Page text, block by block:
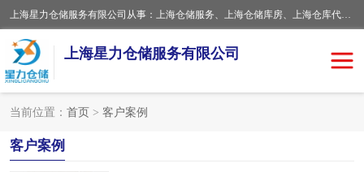
上海星力仓储服务有限公司从事：上海仓储服务、上海仓储库房、上海仓库代运营、上海仓库对外出租、上海仓库外包、上海三方仓储、上海电商仓储代发、上海电商代发货仓库、上海托管仓库、上海仓储配送。上海星力仓储服务有限公司现在拥有100个分仓、10万余平方的标准库房，精炼员工几百名，与几千家客户合作，公司已跻身上海仓储行业前列。欢迎来电咨询！
上海星力仓储服务有限公司
当前位置： 首页 > 客户案例
客户案例
上海仓库对外出租